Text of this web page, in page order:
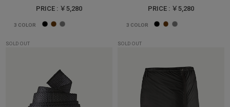
PRICE : ￥5,280
3 COLOR
PRICE : ￥5,280
3 COLOR
SOLD OUT SOLD OUT